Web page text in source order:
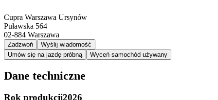
Cupra Warszawa Ursynów
Puławska 564
02-884 Warszawa
Zadzwoń
Wyślij wiadomość
Umów się na jazdę próbną
Wyceń samochód używany
Dane techniczne
Rok produkcji2026